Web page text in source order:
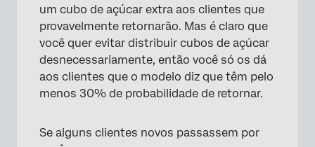
um cubo de açúcar extra aos clientes que
provavelmente retornarão. Mas é claro que
você quer evitar distribuir cubos de açúcar
desnecessariamente, então você só os dá
aos clientes que o modelo diz que têm pelo
menos 30% de probabilidade de retornar.
Se alguns clientes novos passassem por